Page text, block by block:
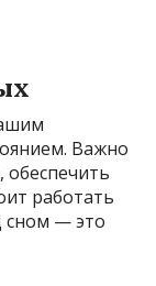
Важно
работать
сном — это